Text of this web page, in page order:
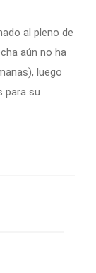
al pleno de
aún no ha
luego
para su